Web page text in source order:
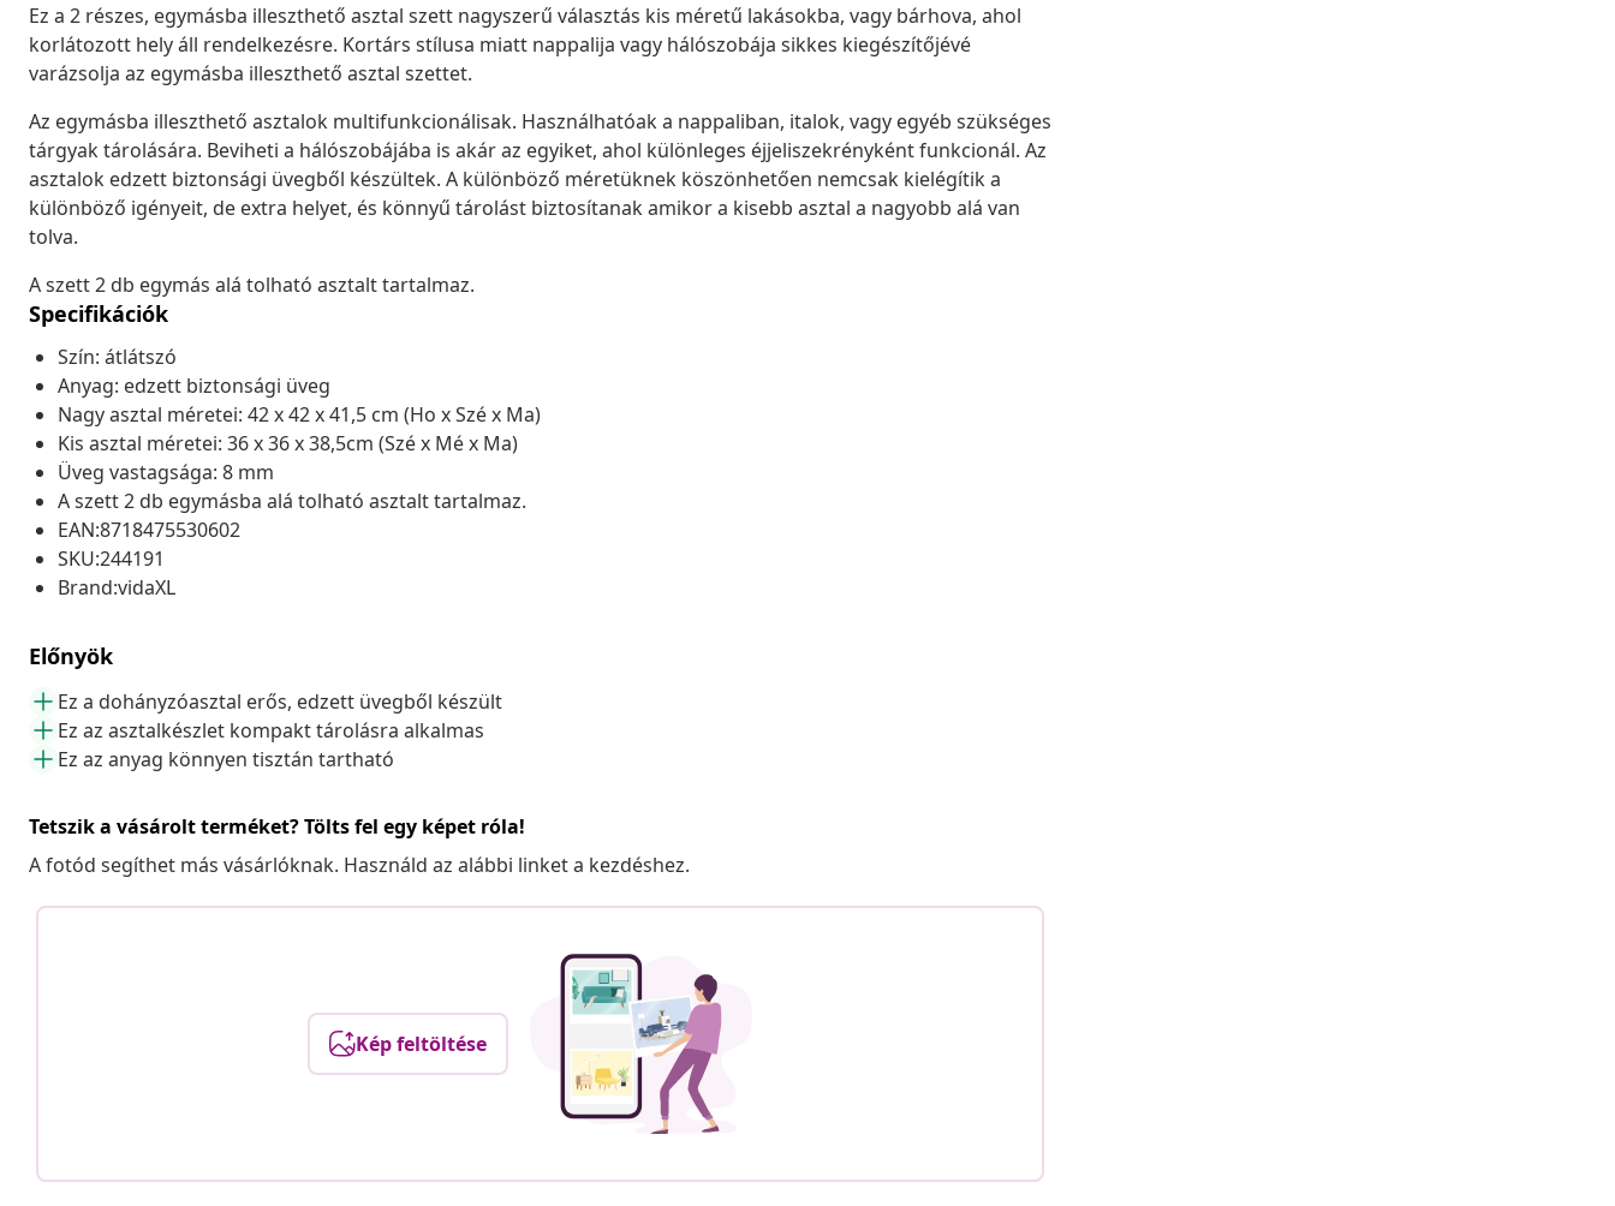
Ez a 2 részes, egymásba illeszthető asztal szett nagyszerű választás kis méretű lakásokba, vagy bárhova, ahol
korlátozott hely áll rendelkezésre. Kortárs stílusa miatt nappalija vagy hálószobája sikkes kiegészítőjévé
varázsolja az egymásba illeszthető asztal szettet.
Az egymásba illeszthető asztalok multifunkcionálisak. Használhatóak a nappaliban, italok, vagy egyéb szükséges
tárgyak tárolására. Beviheti a hálószobájába is akár az egyiket, ahol különleges éjjeliszekrényként funkcionál. Az
asztalok edzett biztonsági üvegből készültek. A különböző méretüknek köszönhetően nemcsak kielégítik a
különböző igényeit, de extra helyet, és könnyű tárolást biztosítanak amikor a kisebb asztal a nagyobb alá van
tolva.
A szett 2 db egymás alá tolható asztalt tartalmaz.
Specifikációk
Szín: átlátszó
Anyag: edzett biztonsági üveg
Nagy asztal méretei: 42 x 42 x 41,5 cm (Ho x Szé x Ma)
Kis asztal méretei: 36 x 36 x 38,5cm (Szé x Mé x Ma)
Üveg vastagsága: 8 mm
A szett 2 db egymásba alá tolható asztalt tartalmaz.
EAN:8718475530602
SKU:244191
Brand:vidaXL
Előnyök
Ez a dohányzóasztal erős, edzett üvegből készült
Ez az asztalkészlet kompakt tárolásra alkalmas
Ez az anyag könnyen tisztán tartható
Tetszik a vásárolt terméket? Tölts fel egy képet róla!
A fotód segíthet más vásárlóknak. Használd az alábbi linket a kezdéshez.
Kép feltöltése